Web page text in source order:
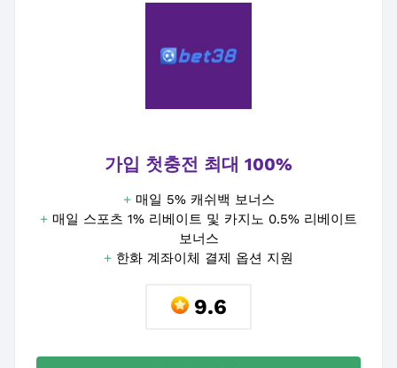
가입 첫충전 최대 100%
+ 매일 5% 캐쉬백 보너스
+ 매일 스포츠 1% 리베이트 및 카지노 0.5% 리베이트
보너스
+ 한화 계좌이체 결제 옵션 지원
9.6